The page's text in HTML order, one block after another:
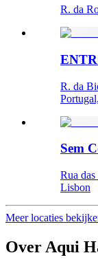
R. da
R. da
Sem
Rua
Lisbon
Meer locaties
Over Aqui